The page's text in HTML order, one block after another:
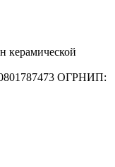
керамической
ОГРНИП: